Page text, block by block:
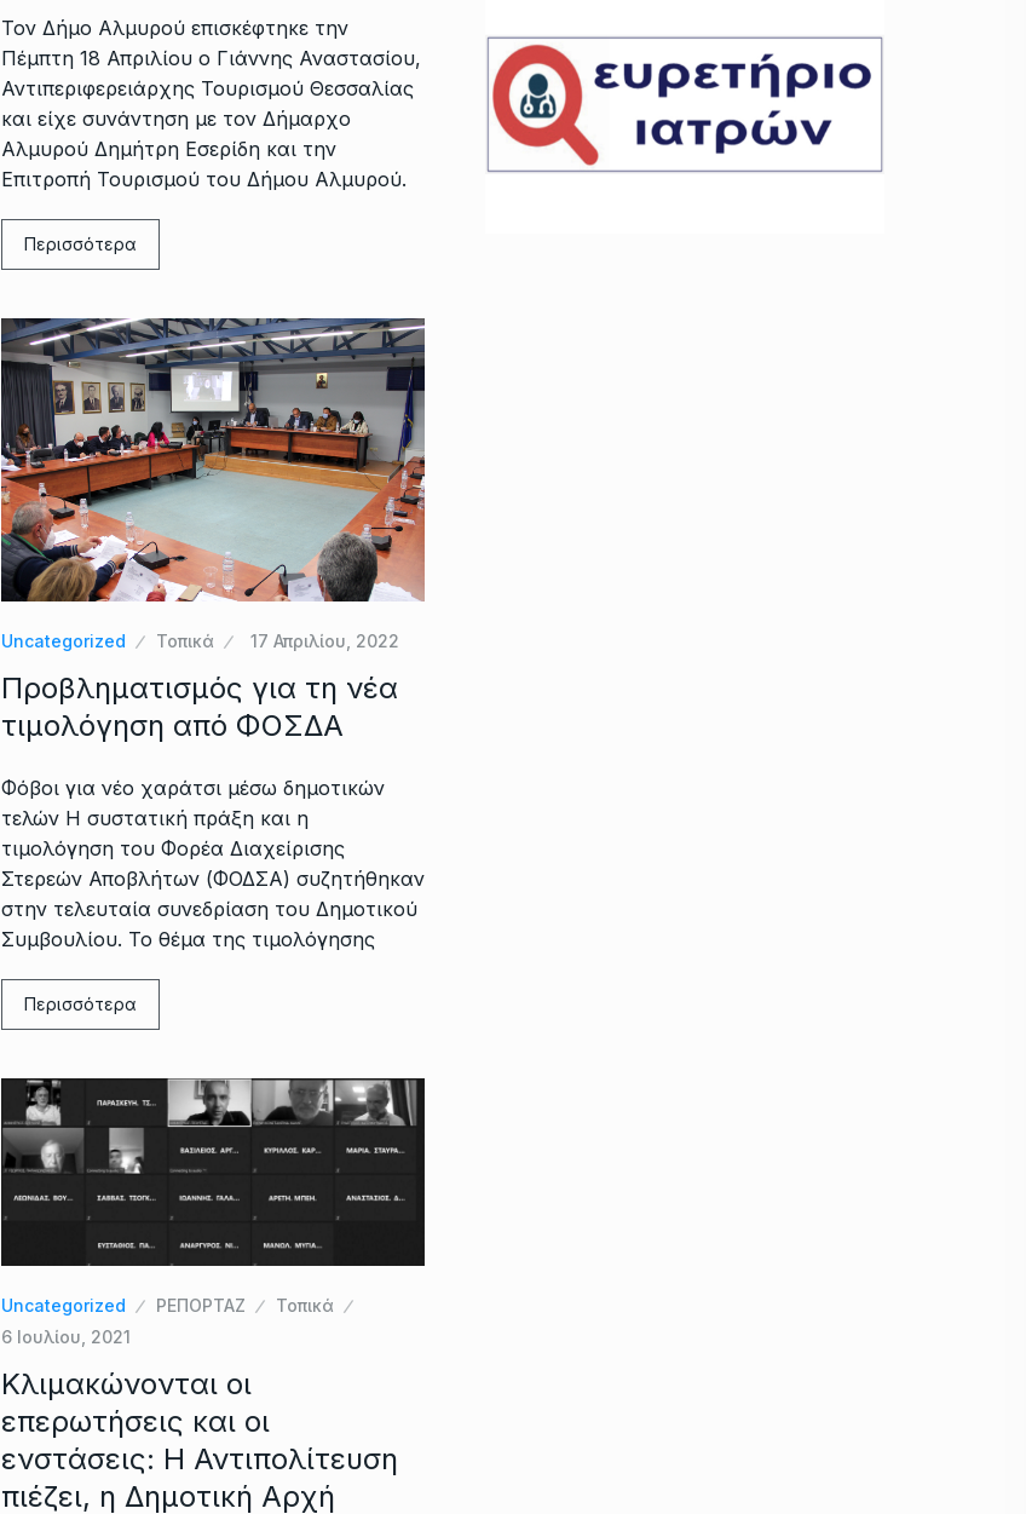
Τον Δήμο Αλμυρού επισκέφτηκε την
Πέμπτη 18 Απριλίου ο Γιάννης Αναστασίου,
Αντιπεριφερειάρχης Τουρισμού Θεσσαλίας
και είχε συνάντηση με τον Δήμαρχο
Αλμυρού Δημήτρη Εσερίδη και την
Επιτροπή Τουρισμού του Δήμου Αλμυρού.
Περισσότερα
Uncategorized Τοπικά 17 Απριλίου, 2022
Προβληματισμός για τη νέα
τιμολόγηση από ΦΟΣΔΑ
Φόβοι για νέο χαράτσι μέσω δημοτικών
τελών Η συστατική πράξη και η
τιμολόγηση του Φορέα Διαχείρισης
Στερεών Αποβλήτων (ΦΟΔΣΑ) συζητήθηκαν
στην τελευταία συνεδρίαση του Δημοτικού
Συμβουλίου. Το θέμα της τιμολόγησης
Περισσότερα
Uncategorized ΡΕΠΟΡΤΑΖ
Τοπικά
6 Ιουλίου, 2021
Κλιμακώνονται οι
επερωτήσεις και οι
ενστάσεις: Η Αντιπολίτευση
πιέζει, η Δημοτική Αρχή